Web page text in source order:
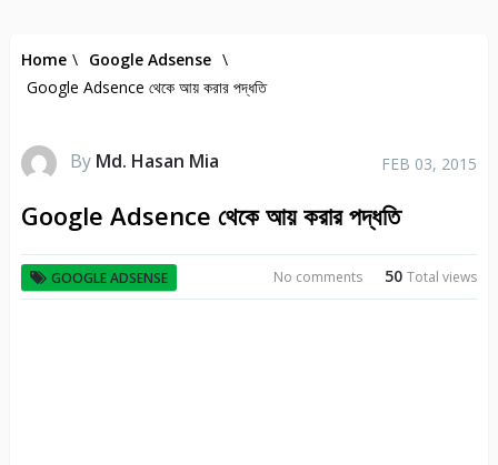
Home \ Google Adsense \
Google Adsence থেকে আয় করার পদ্ধতি
By Md. Hasan Mia FEB 03, 2015
Google Adsence থেকে আয় করার পদ্ধতি
GOOGLE ADSENSE 50Total views
No comments